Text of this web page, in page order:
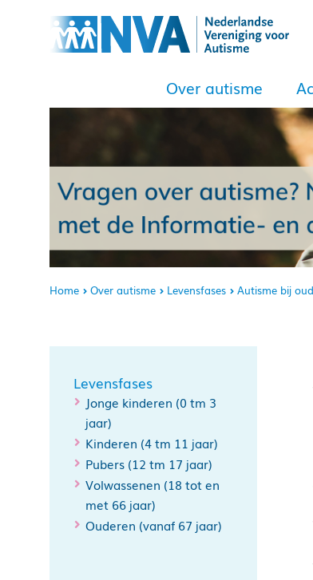
Over autisme
Home Over autisme Levensfases Autisme bij
Levensfases
Jonge kinderen (0 tm 3
jaar)
Kinderen (4 tm 11 jaar)
Pubers (12 tm 17 jaar)
Volwassenen (18 tot en
met 66 jaar)
Ouderen (vanaf 67 jaar)